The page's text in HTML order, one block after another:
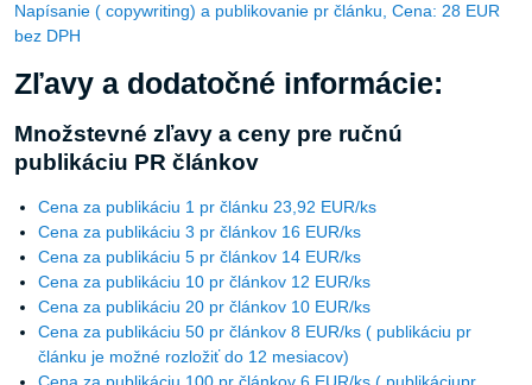
Napísanie ( copywriting) a publikovanie pr článku, Cena: 28 EUR
bez DPH
Zľavy a dodatočné informácie:
Množstevné zľavy a ceny pre ručnú
publikáciu PR článkov
Cena za publikáciu 1 pr článku 23,92 EUR/ks
Cena za publikáciu 3 pr článkov 16 EUR/ks
Cena za publikáciu 5 pr článkov 14 EUR/ks
Cena za publikáciu 10 pr článkov 12 EUR/ks
Cena za publikáciu 20 pr článkov 10 EUR/ks
Cena za publikáciu 50 pr článkov 8 EUR/ks ( publikáciu pr
článku je možné rozložiť do 12 mesiacov)